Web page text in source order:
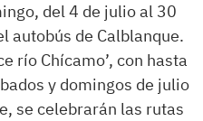
del 4 de julio al 30
autobús de Calblanque.
río Chícamo’, con hasta
y domingos de julio
se celebrarán las rutas